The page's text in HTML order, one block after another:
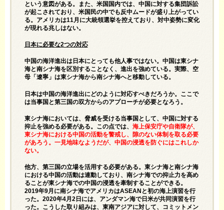
という意図がある。また、米国国内では、中国に対する集団訴訟
が起こされており、米国民の中でも反中ムードが盛り上がってい
る。アメリカは11月に大統領選挙を控えており、対中姿勢に変化
が現れる兆しはない。
日本に必要な2つの対応
中国の海洋進出は日本にとっても他人事ではない。中国は東シナ
海と南シナ海を区別することなく、進出を強めている。実際、空
母「遼寧」は東シナ海から南シナ海へと移動している。
日本は中国の海洋進出にどのように対応すべきだろうか。ここで
は当事国と第三国の双方からのアプローチが必要となろう。
東シナ海においては、脅威を受ける当事国として、中国に対する
抑止を強める必要がある。この点では、 海上保安庁や自衛隊が、
東シナ海における中国の活動を警戒し、隙のない体制を取る必要
があろう。一見地味なようだが、中国の浸透を防ぐにはこれしか
ない。
他方、第三国の立場を活用する必要がある。東シナ海と南シナ海
における中国の活動は連動しており、南シナ海での抑止力を高め
ることが東シナ海での中国の浸透を牽制することができる。
2019年9月に南シナ海でアメリカはASEANと初の海上演習を行
った。2020年4月2日には、アンダマン海で日米が共同演習を行
った。こうした取り組みは、東南アジアに対して、コミットメン